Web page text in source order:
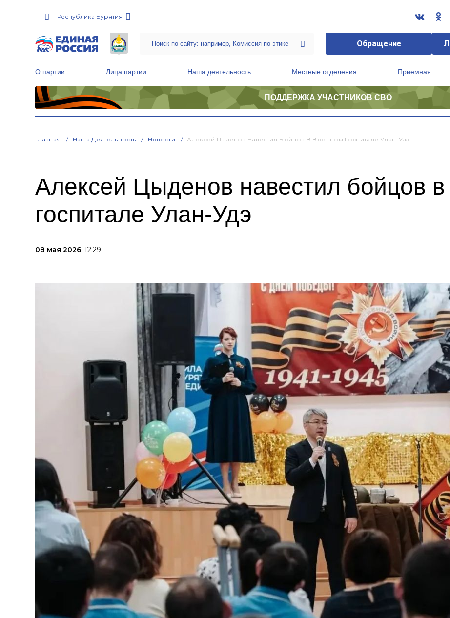
Республика Бурятия
Обращение
О партии Лица партии Наша деятельность Местные отделения Приемная
ПОДДЕРЖКА УЧАСТНИКОВ СВО
Главная Наша Деятельность Новости Алексей Цыденов Навестил Бойцов В Военном Госпитале Улан-Удэ
Алексей Цыденов навестил бойцов
госпитале Улан-Удэ
08 мая 2026, 12:29